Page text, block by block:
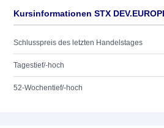
Kursinformationen STX
Schlusspreis des letzten Handelstages
Tagestief/-hoch
52-Wochentief/-hoch